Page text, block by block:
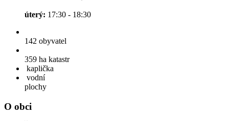
úterý: 17:30 - 18:30
142 obyvatel
359 ha katastr
kaplička
vodní
plochy
O obci